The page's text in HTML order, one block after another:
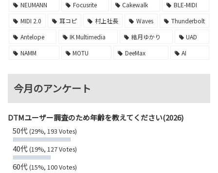
NEUMANN
Focusrite Cakewalk
BLE-MIDI
MIDI 2.0
耳コピ 村上社長 Waves
Thunderbolt
Antelope
IK Multimedia 結月ゆかり
UAD
NAMM
MOTU DeeMax AI
今月のアンケート
DTMユーザー調査のため年齢を教えてください(2026)
50代(29%, 193 Votes)
40代(19%, 127 Votes)
60代(15%, 100 Votes)